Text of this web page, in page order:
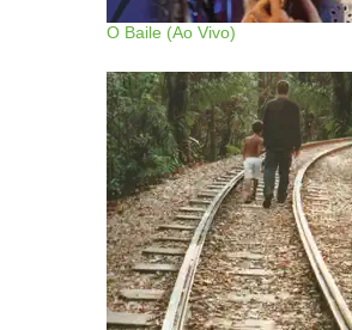
O Baile (Ao Vivo)